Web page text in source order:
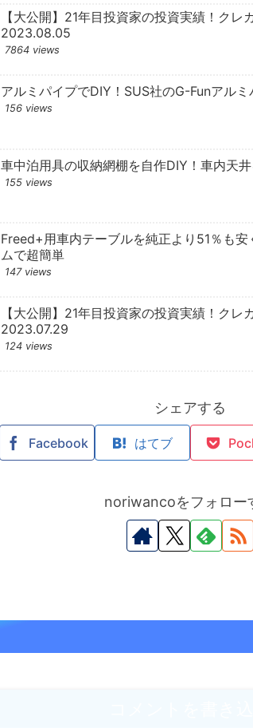
【大公開】21年目投資家の投資実績！クレ
2023.08.05
7864 views
アルミパイプでDIY！SUS社のG-Funアル
156 views
車中泊用具の収納網棚を自作DIY！車内天
155 views
Freed+用車内テーブルを純正より51％も
ムで超簡単
147 views
【大公開】21年目投資家の投資実績！クレ
2023.07.29
124 views
シェアする
Facebook はてブ
noriwancoをフォロー